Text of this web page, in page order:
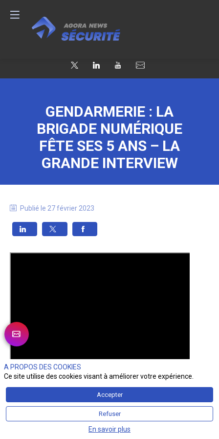
GENDARMERIE : LA
BRIGADE NUMÉRIQUE
FÊTE SES 5 ANS – LA
GRANDE INTERVIEW
Publié le 27 février 2023
A PROPOS DES COOKIES
Ce site utilise des cookies visant à améliorer votre expérience.
Accepter
Refuser
En savoir plus